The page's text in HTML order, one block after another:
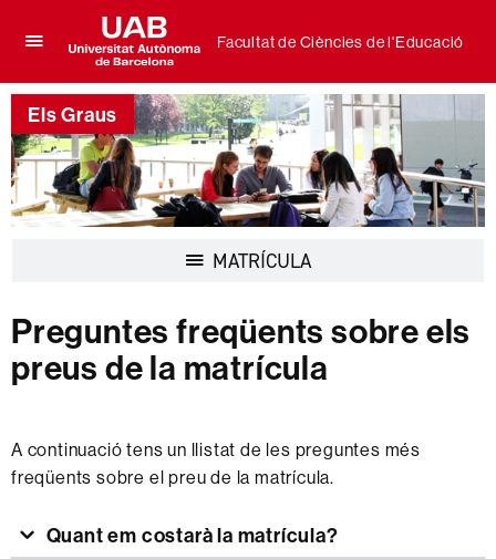
per
desplegar
el
menú
Facultat
de
Universitat
Autònoma
de
Barcelona
Facultat de Ciències de l'Educació
Els Graus
MATRÍCULA
Preguntes freqüents sobre els
preus de la matrícula
A continuació tens un llistat de les preguntes més
freqüents sobre el preu de la matrícula.
Quant em costarà la matrícula?